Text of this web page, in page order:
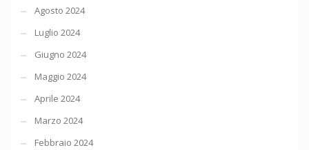
Agosto 2024
Luglio 2024
Giugno 2024
Maggio 2024
Aprile 2024
Marzo 2024
Febbraio 2024